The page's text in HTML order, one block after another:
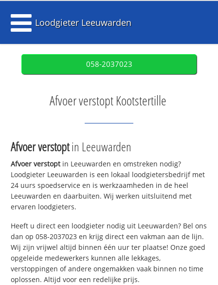
Loodgieter Leeuwarden
058-2037023
Afvoer verstopt Kootstertille
Afvoer verstoptin Leeuwarden
Afvoer verstoptin Leeuwarden en omstreken nodig?
Loodgieter Leeuwarden is een lokaal loodgietersbedrijf met
24 uurs spoedservice en is werkzaamheden in de heel
Leeuwarden en daarbuiten. Wij werken uitsluitend met
ervaren loodgieters.
Heeft u direct een loodgieter nodig uit Leeuwarden? Bel ons
dan op 058-2037023 en krijg direct een vakman aan de lijn.
Wij zijn vrijwel altijd binnen één uur ter plaatse! Onze goed
opgeleide medewerkers kunnen alle lekkages,
verstoppingen of andere ongemakken vaak binnen no time
oplossen. Altijd voor een redelijke prijs.